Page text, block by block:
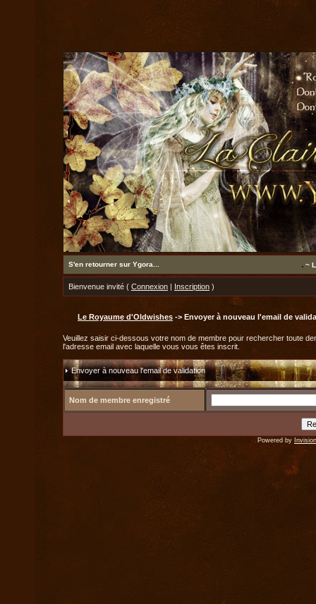
S'en retourner sur Ygora... ~
Bienvenue invité ( Connexion | Inscription )
Le Royaume d'Oldwishes -> Envoyer à nouveau l'email de
Veuillez saisir ci-dessous votre nom de membre pour rechercher toute
l'adresse email avec laquelle vous vous êtes inscrit.
Envoyer à nouveau l'email de validation
Nom de membre enregistré
Powered by